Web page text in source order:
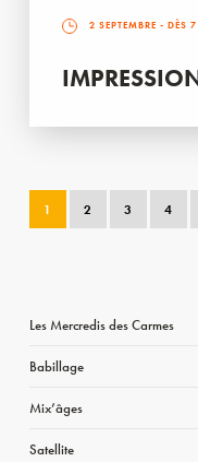
2 SEPTEMBRE - DÈS
1 2 3 4
Les Mercredis des Carmes
Babillage
Mix’âges
Satellite